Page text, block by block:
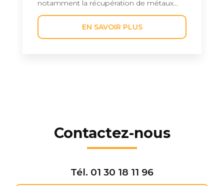
notamment la récupération de métaux...
EN SAVOIR PLUS
Contactez-nous
Tél. 01 30 18 11 96